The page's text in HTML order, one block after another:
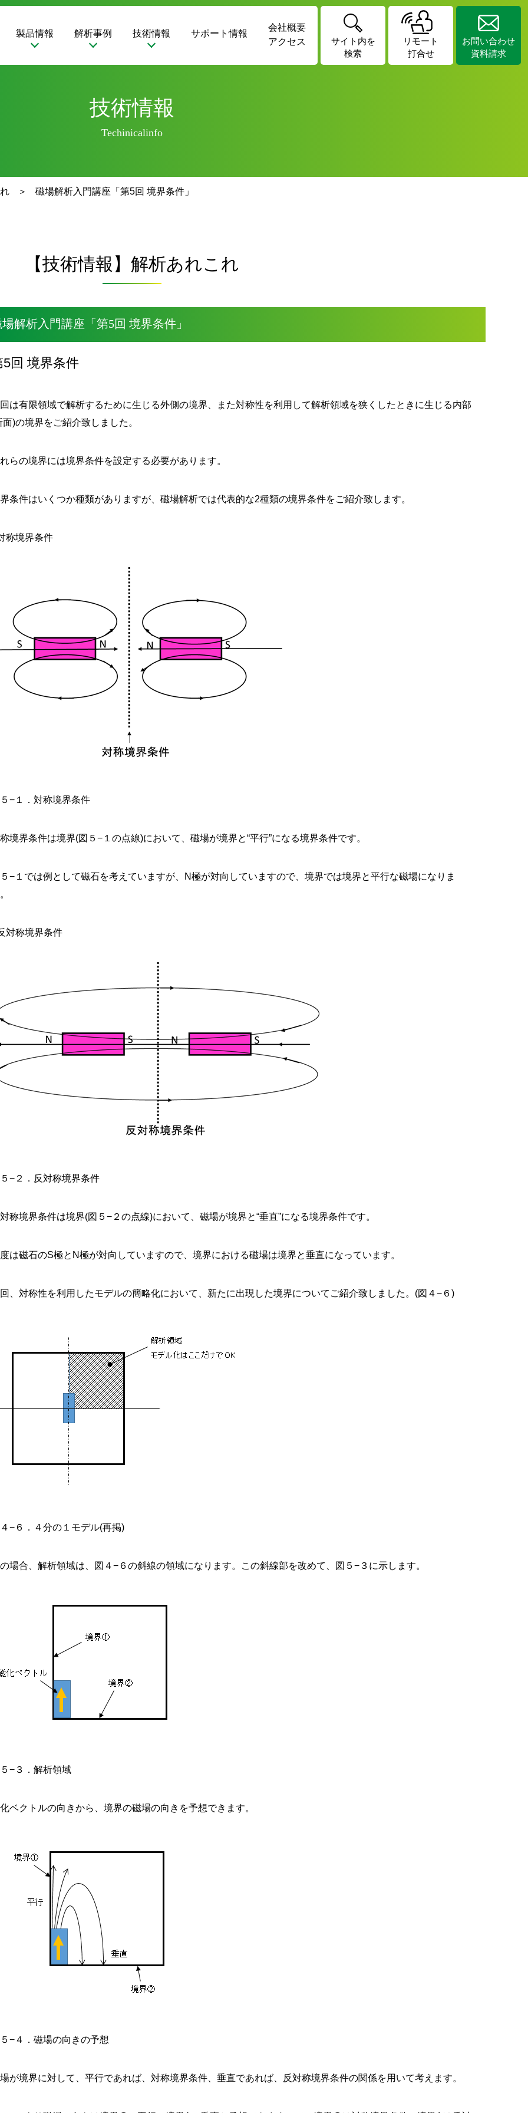
製品情報 解析事例 技術情報 サポート情報
会社概要
アクセス
サイト内を
検索
リモート
打合せ
お問い合わせ
資料請求
技術情報
Techinicalinfo
磁場解析入門講座「第5回 境界条件」
【技術情報】解析あれこれ
解析入門講座「第5回 境界条件」
5回 境界条件
は有限領域で解析するために生じる外側の境界、また対称性を利用して解析領域を狭くしたときに生じる内部
面)の境界をご紹介致しました。
らの境界には境界条件を設定する必要があります。
条件はいくつか種類がありますが、磁場解析では代表的な2種類の境界条件をご紹介致します。
称境界条件
−１．対称境界条件
境界条件は境界(図５−１の点線)において、磁場が境界と“平行”になる境界条件です。
−１では例として磁石を考えていますが、N極が対向していますので、境界では境界と平行な磁場になりま
対称境界条件
−２．反対称境界条件
称境界条件は境界(図５−２の点線)において、磁場が境界と“垂直”になる境界条件です。
は磁石のS極とN極が対向していますので、境界における磁場は境界と垂直になっています。
、対称性を利用したモデルの簡略化において、新たに出現した境界についてご紹介致しました。(図４−６)
−６．４分の１モデル(再掲)
場合、解析領域は、図４−６の斜線の領域になります。この斜線部を改めて、図５−３に示します。
−３．解析領域
ベクトルの向きから、境界の磁場の向きを予想できます。
−４．磁場の向きの予想
が境界に対して、平行であれば、対称境界条件、垂直であれば、反対称境界条件の関係を用いて考えます。